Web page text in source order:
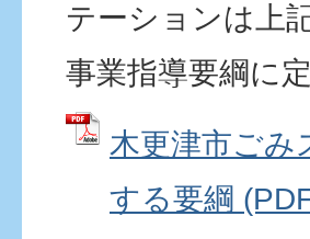
テーションは上
事業指導要綱に
木更津市ごみ
する要綱